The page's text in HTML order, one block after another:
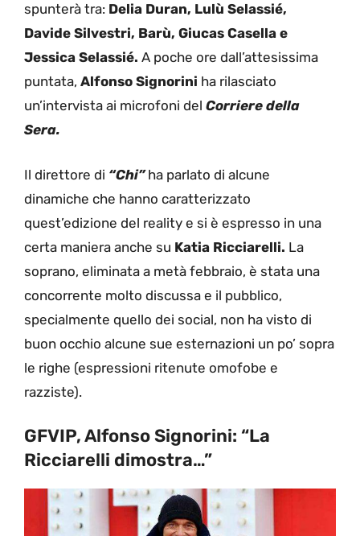
spunterà tra: Delia Duran, Lulù Selassié,
Davide Silvestri, Barù, Giucas Casella e
Jessica Selassié. A poche ore dall’attesissima
puntata, Alfonso Signorini ha rilasciato
un’intervista ai microfoni del Corriere della
Sera.
Il direttore di “Chi”ha parlato di alcune
dinamiche che hanno caratterizzato
quest’edizione del reality e si è espresso in una
certa maniera anche su Katia Ricciarelli. La
soprano, eliminata a metà febbraio, è stata una
concorrente molto discussa e il pubblico,
specialmente quello dei social, non ha visto di
buon occhio alcune sue esternazioni un po’ sopra
le righe (espressioni ritenute omofobe e
razziste).
GFVIP, Alfonso Signorini: “La
Ricciarelli dimostra…”